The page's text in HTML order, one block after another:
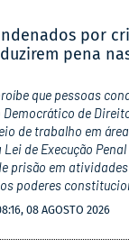
por
pena
que pessoas
de
de trabalho em
de Execução
prisão em
poderes
08 AGOSTO 2026